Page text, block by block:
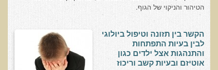
מיהו ד"ר עדיאל תל-אורן
הארגון למזעור החשיפה האלקטרומגנטית
מרפ"י - המרכז לרפואה פונקציונאלית בישראל
הטיהור והניקוי של הגוף.
הקשר בין תזונה וטיפול ביולוגי
לבין בעיות התפתחות
והתנהגות אצל ילדים כגון
אוטיזם ובעיות קשב וריכוז